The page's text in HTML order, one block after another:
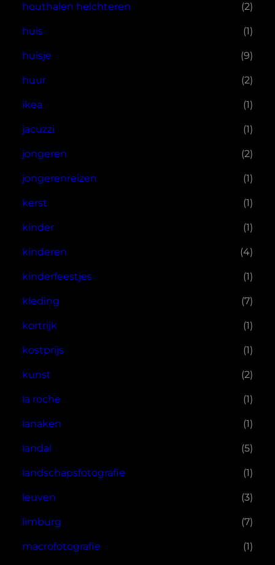
houthalen helchteren (2)
huis (1)
huisje (9)
huur (2)
ikea (1)
jacuzzi (1)
jongeren (2)
jongerenreizen (1)
kerst (1)
kinder (1)
kinderen (4)
kinderfeestjes (1)
kleding (7)
kortrijk (1)
kostprijs (1)
kunst (2)
la roche (1)
lanaken (1)
landal (5)
landschapsfotografie (1)
leuven (3)
limburg (7)
macrofotografie (1)